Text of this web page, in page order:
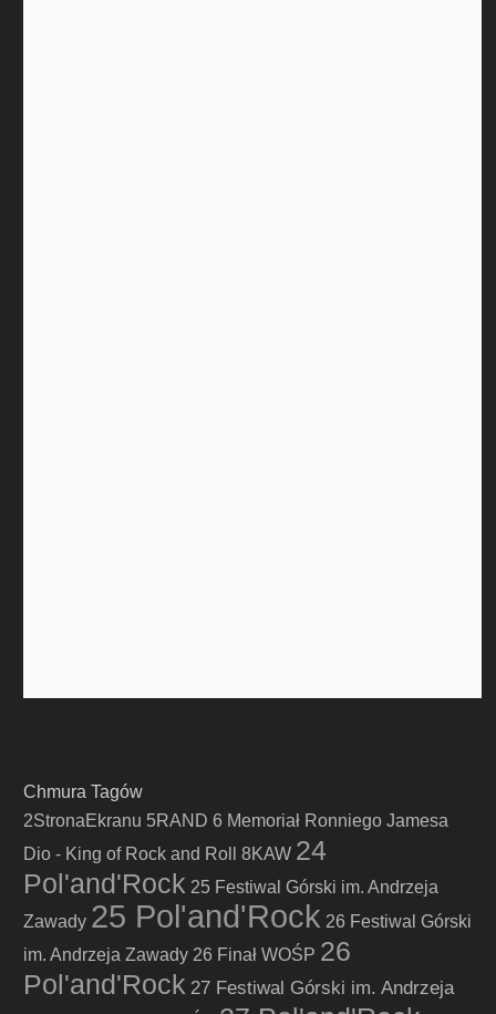
Chmura Tagów
2StronaEkranu 5RAND 6 Memoriał Ronniego Jamesa
Dio - King of Rock and Roll
8KAW 24
Pol'and'Rock 25 Festiwal Górski im. Andrzeja
Zawady 25 Pol'and'Rock 26 Festiwal Górski
im. Andrzeja Zawady 26 Finał WOŚP 26
Pol'and'Rock 27 Festiwal Górski im. Andrzeja